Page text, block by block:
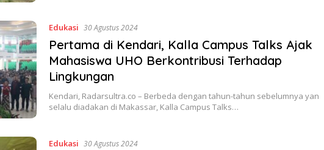
Edukasi 30 Agustus 2024
Pertama di Kendari, Kalla Campus Talks Ajak
Mahasiswa UHO Berkontribusi Terhadap
Lingkungan
Kendari, Radarsultra.co – Berbeda dengan tahun-tahun sebelumnya yan
selalu diadakan di Makassar, Kalla Campus Talks…
Edukasi 30 Agustus 2024